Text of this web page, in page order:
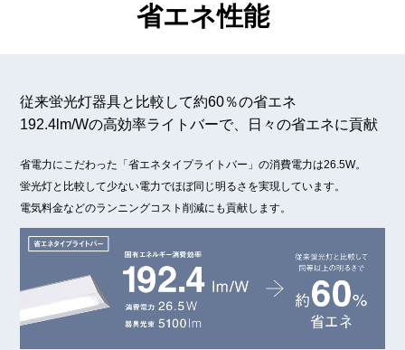
省エネ性能
従来蛍光灯器具と比較して約60％の省エネ
192.4lm/Wの高効率ライトバーで、日々の省エネに貢献
省電力にこだわった「省エネタイプライトバー」の消費電力は26.5W。
蛍光灯と比較して少ない電力でほぼ同じ明るさを実現しています。
電気料金などのランニングコスト削減にも貢献します。